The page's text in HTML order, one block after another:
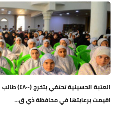
العتبة
اقيمت برعايتها في محافظة ذي ق...